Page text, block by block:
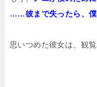
……彼まで失ったら、僕
思いつめた彼女は、観